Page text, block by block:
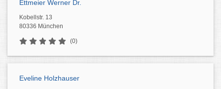
Ettmeier Werner Dr.
Kobellstr. 13
80336 München
(0)
Eveline Holzhauser